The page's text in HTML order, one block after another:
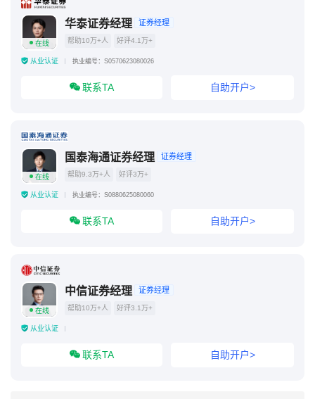
在线
华泰证券经理 证券经理
帮助10万+人 好评4.1万+
从业认证 执业编号：S0570623080026
联系TA 自助开户>
在线
国泰海通证券经理 证券经理
帮助9.3万+人 好评3万+
从业认证 执业编号：S0880625080060
联系TA 自助开户>
在线
中信证券经理 证券经理
帮助10万+人 好评3.1万+
从业认证
联系TA 自助开户>